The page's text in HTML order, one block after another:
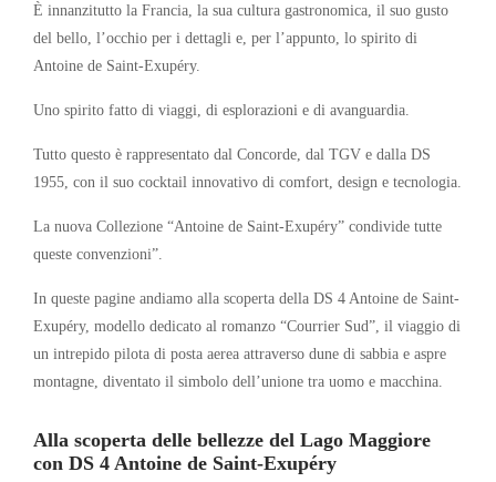
È innanzitutto la Francia, la sua cultura gastronomica, il suo gusto
del bello, l’occhio per i dettagli e, per l’appunto, lo spirito di
Antoine de Saint-Exupéry.
Uno spirito fatto di viaggi, di esplorazioni e di avanguardia.
Tutto questo è rappresentato dal Concorde, dal TGV e dalla DS
1955, con il suo cocktail innovativo di comfort, design e tecnologia.
La nuova Collezione “Antoine de Saint-Exupéry” condivide tutte
queste convenzioni”.
In queste pagine andiamo alla scoperta della DS 4 Antoine de Saint-
Exupéry, modello dedicato al romanzo “Courrier Sud”, il viaggio di
un intrepido pilota di posta aerea attraverso dune di sabbia e aspre
montagne, diventato il simbolo dell’unione tra uomo e macchina.
Alla scoperta delle bellezze del Lago Maggiore
con DS 4 Antoine de Saint-Exupéry